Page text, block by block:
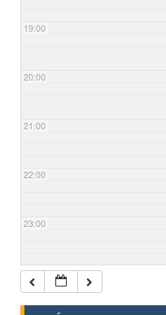
19:00
20:00
21:00
22:00
23:00